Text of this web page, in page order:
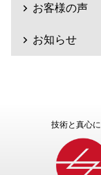
お客様の声
お知らせ
技術と真心